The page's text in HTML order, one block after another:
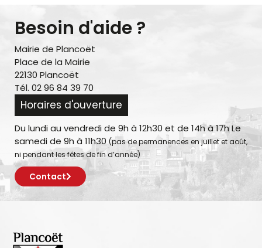
Besoin d'aide ?
Mairie de Plancoët
Place de la Mairie
22130 Plancoët
Tél. 02 96 84 39 70
Horaires d'ouverture
Du lundi au vendredi de 9h à 12h30 et de 14h à 17h Le
samedi de 9h à 11h30 (pas de permanences en juillet et août,
ni pendant les fêtes de fin d’année)
Contact